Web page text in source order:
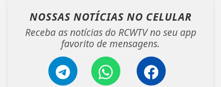
NOSSAS NOTÍCIAS NO CELULAR
Receba as notícias do RCWTV no seu app
favorito de mensagens.